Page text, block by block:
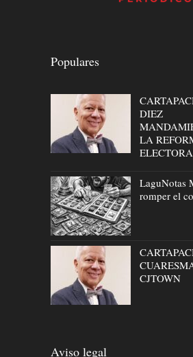
Populares
DIEZ
LA
LaguNotas
romper el
CJTOWN
Aviso legal